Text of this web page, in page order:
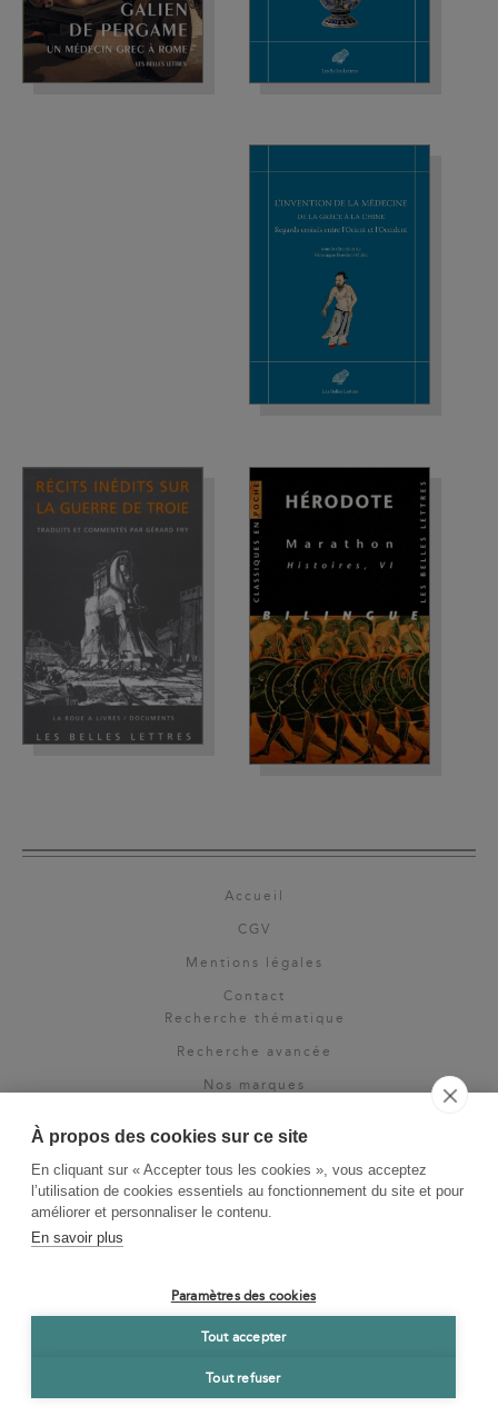
À propos des cookies sur ce site
En cliquant sur « Accepter tous les cookies », vous acceptez
l’utilisation de cookies essentiels au fonctionnement du site et pour
améliorer et personnaliser le contenu.
En savoir plus
Paramètres des cookies
Tout accepter
Tout refuser
Accueil
CGV
Mentions légales
Contact
Recherche thématique
Recherche avancée
Nos marques
Espace pro
Newsletter
La Vie des Classiques